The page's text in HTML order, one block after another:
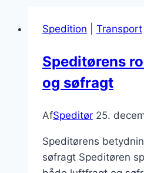
Spedition Transport
Speditørens
og søfragt
AfSpeditør 25.
Speditørens
søfragt Speditøren